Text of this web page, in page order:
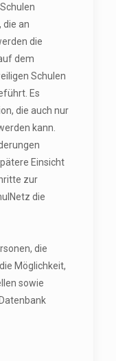
die an
die
dem
Schulen
Es
die auch nur
kann.
Einsicht
zur
die
die
Möglichkeit,
sowie